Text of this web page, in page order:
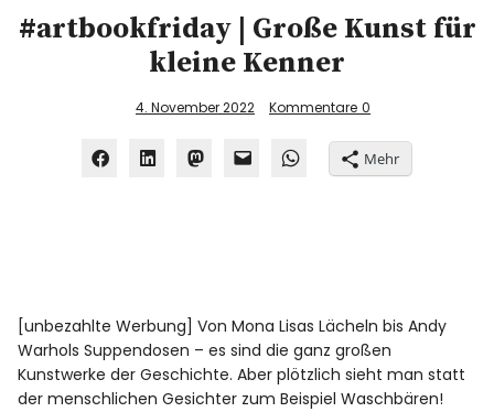
Museen bei…
Bloggerreisen
Über mich
#artbookfriday | Große Kunst für
kleine Kenner
4. November 2022 Kommentare 0
Mehr
[unbezahlte Werbung] Von Mona Lisas Lächeln bis Andy
Warhols Suppendosen – es sind die ganz großen
Kunstwerke der Geschichte. Aber plötzlich sieht man statt
der menschlichen Gesichter zum Beispiel Waschbären!